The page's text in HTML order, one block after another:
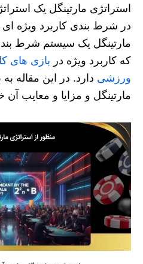
استراتژی مارتینگل یک
در شرط بندی کاربرد ویژه ای
مارتینگل یک سیستم شرط
که کاربرد ویژه در بازی های
ورزشی دارد. در این مقاله
مارتینگل و مزایا و معایب آن